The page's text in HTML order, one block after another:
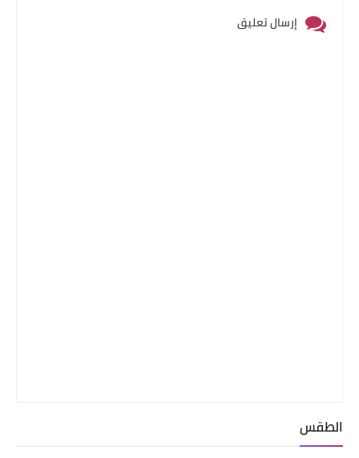
إرسال تعليق
الطقس